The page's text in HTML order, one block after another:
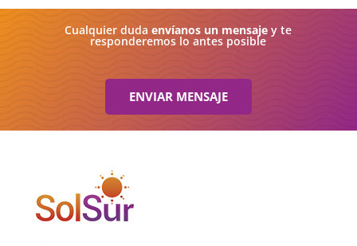
Cualquier dudaenvíanos un mensaje y te
responderemos lo antes posible
ENVIAR MENSAJE